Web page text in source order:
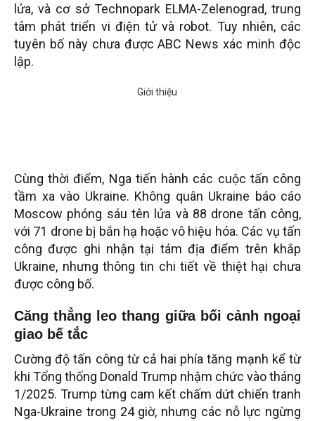
lửa, và cơ sở Technopark ELMA-Zelenograd, trung
tâm phát triển vi điện tử và robot. Tuy nhiên, các
tuyên bố này chưa được ABC News xác minh độc
lập.
Cùng thời điểm, Nga tiến hành các cuộc tấn công
tầm xa vào Ukraine. Không quân Ukraine báo cáo
Moscow phóng sáu tên lửa và 88 drone tấn công,
với 71 drone bị bắn hạ hoặc vô hiệu hóa. Các vụ tấn
công được ghi nhận tại tám địa điểm trên khắp
Ukraine, nhưng thông tin chi tiết về thiệt hại chưa
được công bố.
Căng thẳng leo thang giữa bối cảnh ngoại
giao bế tắc
Cường độ tấn công từ cả hai phía tăng mạnh kể từ
khi Tổng thống Donald Trump nhậm chức vào tháng
1/2025. Trump từng cam kết chấm dứt chiến tranh
Nga-Ukraine trong 24 giờ, nhưng các nỗ lực ngừng